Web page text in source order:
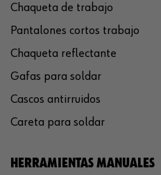
Chaqueta de trabajo
Pantalones cortos trabajo
Chaqueta reflectante
Gafas para soldar
Cascos antirruidos
Careta para soldar
HERRAMIENTAS MANUALES